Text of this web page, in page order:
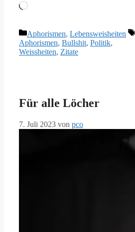
Wird
Kategorien
Aphorismen, Lebensweisheiten
Aphorismen, Bullshit, Politik,
Weissheiten, Zitate
Für alle Löcher
7. Juli 2023 von pco